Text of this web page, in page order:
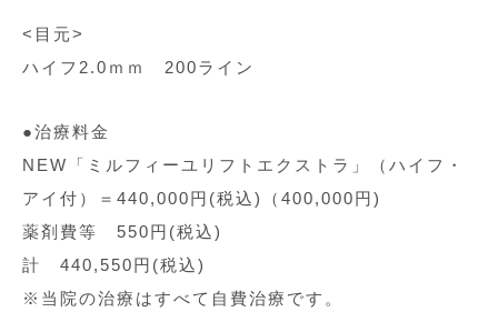
<目元>
ハイフ2.0ｍｍ 200ライン
●治療料金
NEW「ミルフィーユリフトエクストラ」（ハイフ・
アイ付）＝440,000円(税込)（400,000円)
薬剤費等 550円(税込)
計 440,550円(税込)
※当院の治療はすべて自費治療です。